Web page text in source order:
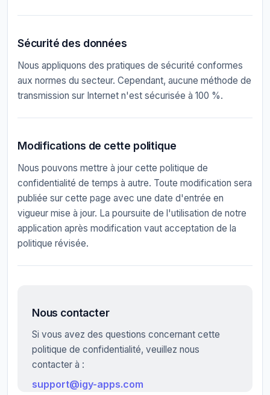
Sécurité des données
Nous appliquons des pratiques de sécurité conformes
aux normes du secteur. Cependant, aucune méthode de
transmission sur Internet n'est sécurisée à 100 %.
Modifications de cette politique
Nous pouvons mettre à jour cette politique de
confidentialité de temps à autre. Toute modification sera
publiée sur cette page avec une date d'entrée en
vigueur mise à jour. La poursuite de l'utilisation de notre
application après modification vaut acceptation de la
politique révisée.
Nous contacter
Si vous avez des questions concernant cette
politique de confidentialité, veuillez nous
contacter à :
support@igy-apps.com